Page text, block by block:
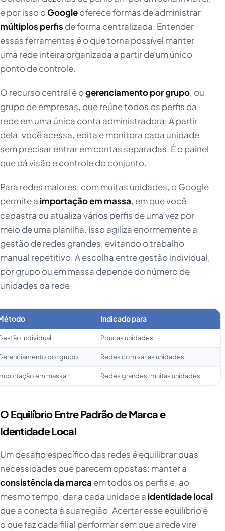
e por isso oGoogleoferece formas de administrar
múltiplos perfis de forma centralizada. Entender
essas ferramentas é o que torna possível manter
uma rede inteira organizada a partir de um único
ponto de controle.
O recurso central é ogerenciamento por grupo, ou
grupo de empresas, que reúne todos os perfis da
rede em uma única conta administradora. A partir
dela, você acessa, edita e monitora cada unidade
sem precisar entrar em contas separadas. É o painel
que dá visão e controle do conjunto.
Para redes maiores, com muitas unidades, o Google
permite a importação em massa, em que você
cadastra ou atualiza vários perfis de uma vez por
meio de uma planilha. Isso agiliza enormemente a
gestão de redes grandes, evitando o trabalho
manual repetitivo. A escolha entre gestão individual,
por grupo ou em massa depende do número de
unidades da rede.
Indicado para
individual Poucas unidades
por grupo Redes com várias unidades
em massa Redes grandes, muitas unidades
O Equilíbrio Entre Padrão de Marca e
Identidade Local
Um desafio específico das redes é equilibrar duas
necessidades que parecem opostas: manter a
consistência da marca em todos os perfis e, ao
mesmo tempo, dar a cada unidade a identidade local
que a conecta à sua região. Acertar esse equilíbrio é
o que faz cada filial performar sem que a rede vire